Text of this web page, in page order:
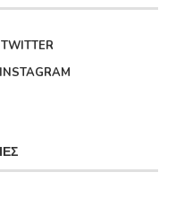
TWITTER
INSTAGRAM